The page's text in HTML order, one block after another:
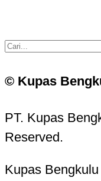
© Kupas
PT. Kupas
Reserved.
Kupas